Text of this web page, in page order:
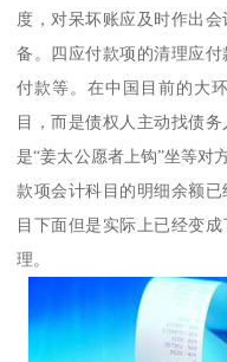
度，对呆坏账应及时作出
备。四应付款项的清理应
付款等。在中国目前的大
目，而是债权人主动找债
是“姜太公愿者上钩”坐等对
款项会计科目的明细余额
目下面但是实际上已经变
理。